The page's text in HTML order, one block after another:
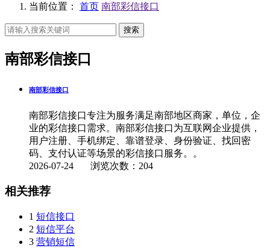
当前位置： 首页 南部彩信接口
搜索
南部彩信接口
南部彩信接口
南部彩信接口专注为服务满足南部地区商家，单位，企
业的彩信接口需求。南部彩信接口为互联网企业提供，
用户注册、手机绑定、靠谱登录、身份验证、找回密
码、支付认证等场景的彩信接口服务。。
2026-07-24 浏览次数：204
相关推荐
1 短信接口
2 短信平台
3 营销短信